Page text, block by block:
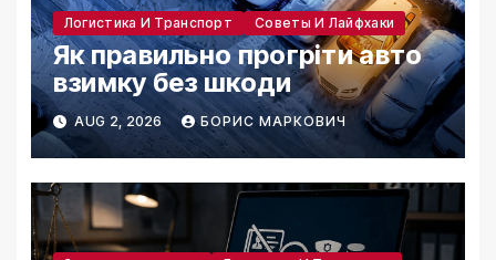
Логистика И Транспорт Советы И Лайфхаки
Як правильно прогріти авто
взимку без шкоди
AUG 2, 2026 БОРИС МАРКОВИЧ